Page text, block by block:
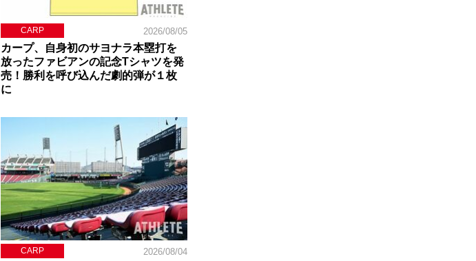
CARP 2026/08/05
カープ、自身初のサヨナラ本塁打を
放ったファビアンの記念Tシャツを発
売！勝利を呼び込んだ劇的弾が１枚
に
CARP 2026/08/04